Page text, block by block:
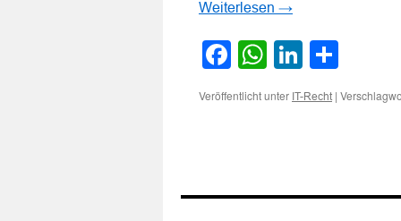
Weiterlesen →
Facebook
WhatsApp
LinkedIn
Veröffentlicht unter IT-Recht |